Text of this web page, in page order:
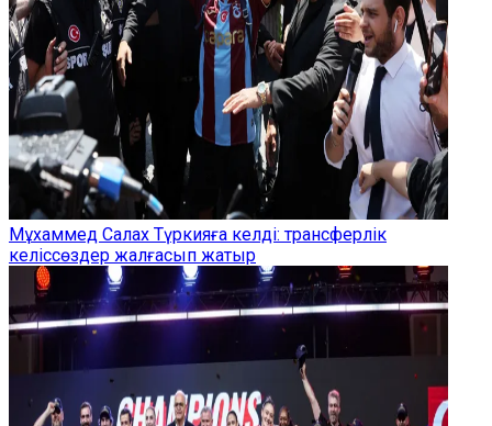
Мұхаммед Салах Түркияға келді: трансферлік
келіссөздер жалғасып жатыр